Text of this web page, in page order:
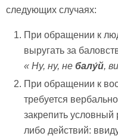
следующих случаях:
При обращении к
выругать за
« Ну, ну, небалу́й,
При обращении к
требуется
закрепить условный
либо действий: